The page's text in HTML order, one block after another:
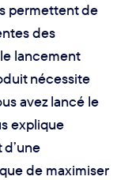
permettent de
des
lancement
nécessite
avez lancé le
explique
de maximiser